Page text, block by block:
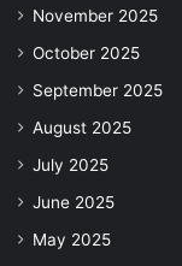
November 2025
October 2025
September 2025
August 2025
July 2025
June 2025
May 2025